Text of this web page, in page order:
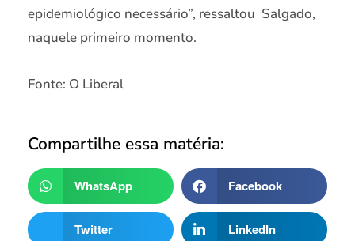
epidemiológico necessário”, ressaltou Salgado,
naquele primeiro momento.
Fonte: O Liberal
Compartilhe essa matéria:
WhatsApp Facebook
Twitter LinkedIn